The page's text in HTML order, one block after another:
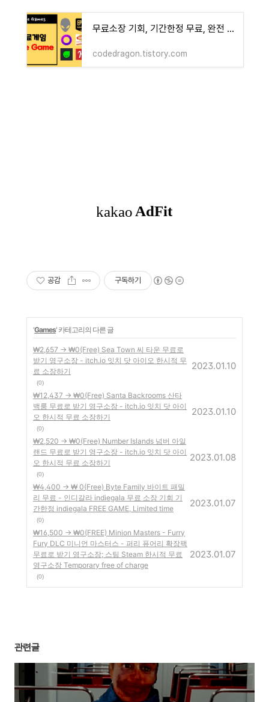
무료소장 기회, 기간한정 무료, 완전 무료 게임, 무료 플레이 기회, 무료 아이템 Free Game, Free to Pla
codedragon.tistory.com
공감 구독하기
'Games' 카테고리의 다른 글
₩2,657 -> ₩0(Free) Sea Town 씨 타운 무료로
받기 영구소장 - itch.io 잇치 닷 아이오 한시적 무
료 소장하기
(0)
2023.01.10
₩12,437 -> ₩0(Free) Santa Backrooms 산타
백룸 무료로 받기 영구소장 - itch.io 잇치 닷 아이
오 한시적 무료 소장하기
(0)
2023.01.10
₩2,520 -> ₩0(Free) Number Islands 넘버 아일
랜드 무료로 받기 영구소장 - itch.io 잇치 닷 아이
오 한시적 무료 소장하기
(0)
2023.01.08
₩4,400 -> ₩ 0(Free) Byte Family 바이트 패밀
리 무료 - 인디갈라 indiegala 무료 소장 기회 기
간한정 indiegala FREE GAME, Limited time
(0)
2023.01.07
₩16,500 -> ₩0(FREE) Minion Masters - Furry
Fury DLC 미니언 마스터스 - 퍼리 퓨어리 확장팩
무료로 받기 영구소장; 스팀 Steam 한시적 무료
영구소장 Temporary free of charge
(0)
2023.01.07
관련글